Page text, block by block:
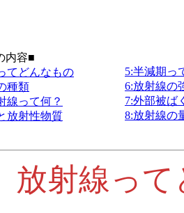
内容■
てどんなもの
種類
線って何？
放射性物質
5:半減期っ
6:放射線の
7:外部被ば
8:放射線の
放射線っ